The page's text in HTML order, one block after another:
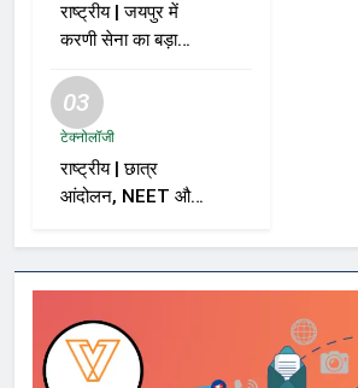
राष्ट्रीय | जयपुर में
करणी सेना का बड़ा
– “BJP को वोट नहीं
देंगे”
03
टेक्नोलॉजी
राष्ट्रीय | छात्र
आंदोलन, NEET और
ददलानी का व्यंग्यात्मक
वीडियो; सोशल मीडिया